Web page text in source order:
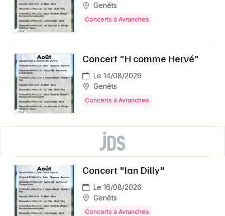
Genêts
Concerts à Avranches
Concert "H comme Hervé"
Le 14/08/2026
Genêts
Concerts à Avranches
Concert "Ian Dilly"
Le 16/08/2026
Genêts
Concerts à Avranches